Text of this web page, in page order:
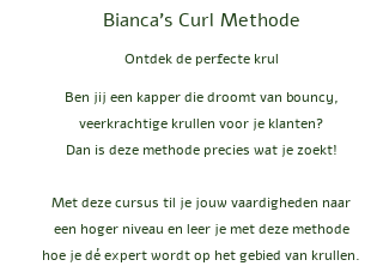
Bianca's Curl Methode
Ontdek de perfecte krul
Ben jij een kapper die droomt van bouncy,
veerkrachtige krullen voor je klanten?
Dan is deze methode precies wat je zoekt!
Met deze cursus til je jouw vaardigheden naar
een hoger niveau en leer je met deze methode
hoe je dé expert wordt op het gebied van krullen.